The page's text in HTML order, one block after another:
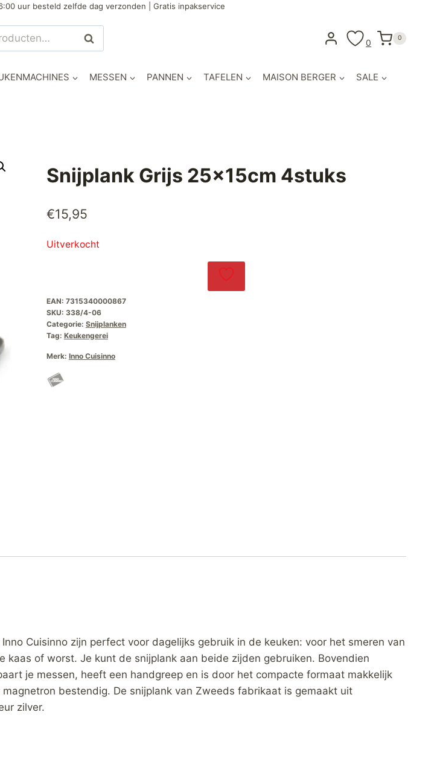
uur besteld zelfde dag verzonden | Gratis inpakservice
Zoeken 0 0
MESSEN PANNEN TAFELEN MAISON BERGER SALE
Snijplank Grijs 25x15cm 4stuks
€15,95
Uitverkocht
EAN: 7315340000867
SKU: 338/4-06
Categorie: Snijplanken
Tag: Keukengerei
Merk: Inno Cuisinno
Cuisinno zijn perfect voor dagelijks gebruik in de keuken: voor het smeren van
of worst. Je kunt de snijplank aan beide zijden gebruiken. Bovendien
je messen, heeft een handgreep en is door het compacte formaat makkelijk
bestendig. De snijplank van Zweeds fabrikaat is gemaakt uit
zilver.